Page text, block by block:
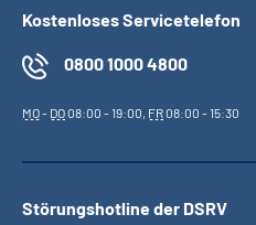
Kostenloses Servicetelefon
0800 1000 4800
MO- DO08:00 - 19:00, FR08:00 - 15:30
Störungshotline der DSRV